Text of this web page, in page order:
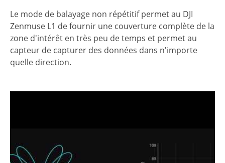
Le mode de balayage non répétitif permet au DJI
Zenmuse L1 de fournir une couverture complète de la
zone d'intérêt en très peu de temps et permet au
capteur de capturer des données dans n'importe
quelle direction.